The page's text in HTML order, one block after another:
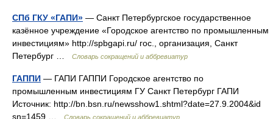
СПб ГКУ «ГАПИ» — Санкт Петербургское государственное
казённое учреждение «Городское агентство по промышленным
инвестициям» http://spbgapi.ru/​ гос., организация, Санкт
Петербург …
Словарь сокращений и аббревиатур
ГАППИ — ГАПИ ГАППИ Городское агентство по
промышленным инвестициям ГУ Санкт Петербург ГАПИ
Источник: http://bn.bsn.ru/newsshow1.shtml?date=27.9.2004&id
sn=1459 …
Словарь сокращений и аббревиатур